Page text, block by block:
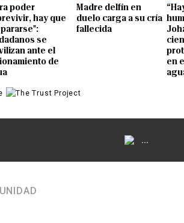
poder
hay que
se
ante el
de
Madre delfín en
duelo carga a su cría
fallecida
en
...